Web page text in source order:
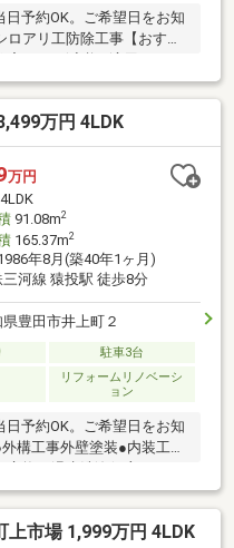
予約OK。ご希望日をお知
アリ工防除工事【おすす
ローン減税が適用されま
証。・お客様に合わせたロ
宅ローンが初めての方でも
・五ケ丘小学校まで約
約2240ｍ（徒歩約28分/自
で約1190ｍ（徒歩約15分/
万円 4LDK
万円
4LDK
91.08m2
165.37m2
年8月(築40年1ヶ月)
河線 猿投駅 徒歩8分
豊田市井上町２
駐車3台
リフォームリノベーシ
ョン
予約OK。ご希望日をお知
構工事外壁塗装●内装工事
上張り、クロス張替え、ク
交換、シューズボックス交
置、照明LED交換、残置物
上市場 1,999万円 4LDK